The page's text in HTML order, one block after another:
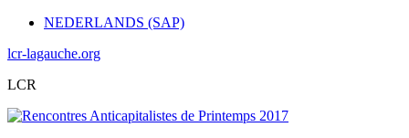
NEDERLANDS (SAP)
lcr-lagauche.org
LCR